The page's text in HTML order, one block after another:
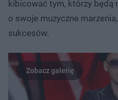
kibicować tym, którzy będą
o swoje muzyczne
sukcesów.